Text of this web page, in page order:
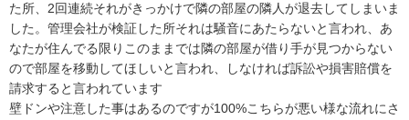
た所、2回連続それがきっかけで隣の部屋の隣人が退去してしまいま
した。管理会社が検証した所それは騒音にあたらないと言われ、あ
なたが住んでる限りこのままでは隣の部屋が借り手が見つからない
ので部屋を移動してほしいと言われ、しなければ訴訟や損害賠償を
請求すると言われています
壁ドンや注意した事はあるのですが100%こちらが悪い様な流れにさ